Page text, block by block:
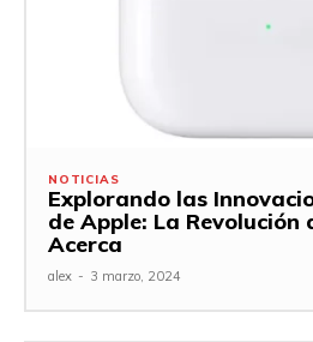
NOTICIAS
Explorando las
de Apple: La Revolución
Acerca
alex - 3 marzo, 2024